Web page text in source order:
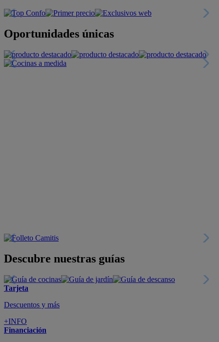
Oportunidades únicas
Descubre nuestras guías
Tarjeta
Descuentos y más
+INFO
Financiación